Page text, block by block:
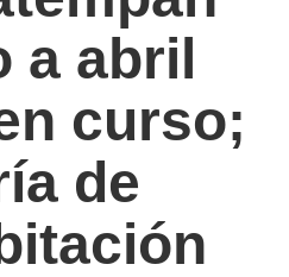
a abril
curso;
de